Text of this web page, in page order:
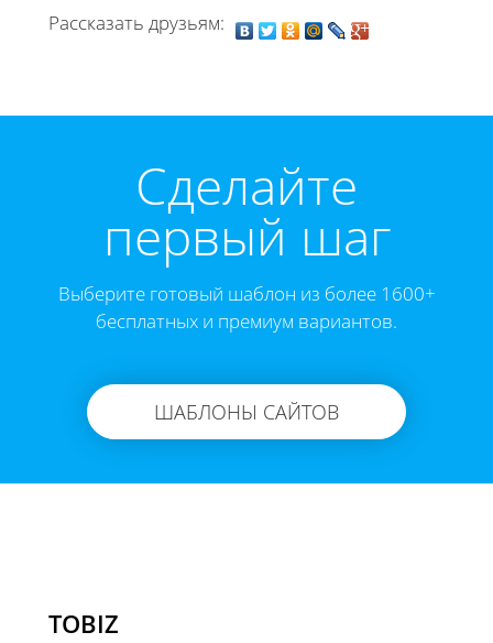
Рассказать друзьям:
Cделайте
первый шаг
Выберите готовый шаблон из более 1600+
бесплатных и премиум вариантов.
ШАБЛОНЫ САЙТОВ
TOBIZ